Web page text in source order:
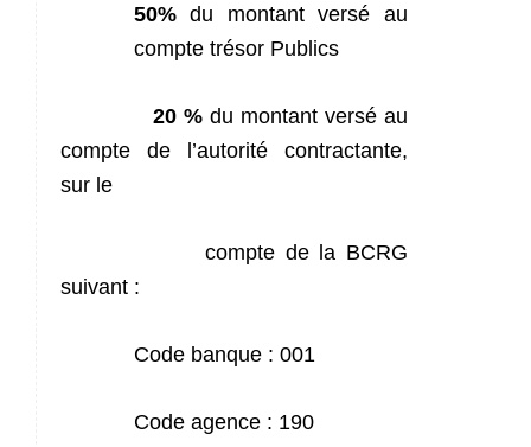
50%du montantversé au
compte trésor Publics
20 % du montant versé au
compte de l’autorité contractante,
sur le
compte de la BCRG
suivant :
Code banque : 001
Code agence : 190